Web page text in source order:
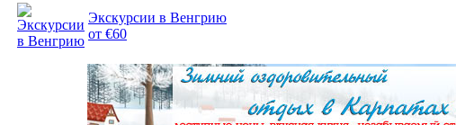
Экскурсии в Венгрию
от €60